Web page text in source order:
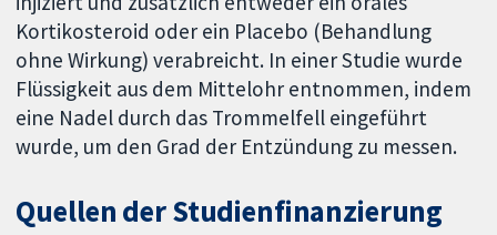
Kortikosteroid oder ein Placebo (Behandlung
ohne Wirkung) verabreicht. In einer Studie wurde
Flüssigkeit aus dem Mittelohr entnommen, indem
eine Nadel durch das Trommelfell eingeführt
wurde, um den Grad der Entzündung zu messen.
Quellen der Studienfinanzierung